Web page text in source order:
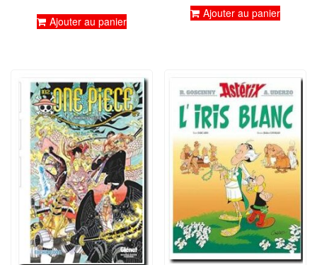
Ajouter au panier
Ajouter au panier